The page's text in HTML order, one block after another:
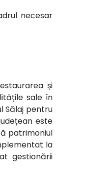
necesar
și
sale în
Sălaj pentru
este
patrimoniul
la
gestionării